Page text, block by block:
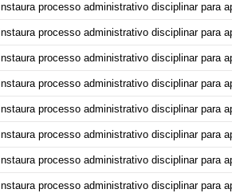
Instaura processo administrativo disciplinar para
Instaura processo administrativo disciplinar para
Instaura processo administrativo disciplinar para
Instaura processo administrativo disciplinar para
Instaura processo administrativo disciplinar para
Instaura processo administrativo disciplinar para
Instaura processo administrativo disciplinar para
Instaura processo administrativo disciplinar para